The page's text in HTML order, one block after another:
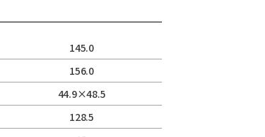
145.0
156.0
44.9×48.5
128.5